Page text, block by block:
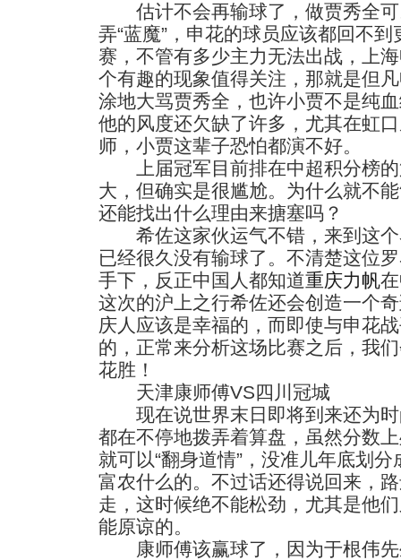
估计不会再输球了，做贾秀全可
弄“蓝魔”，申花的球员应该都回不
赛，不管有多少主力无法出战，上
个有趣的现象值得关注，那就是但
涂地大骂贾秀全，也许小贾不是纯
他的风度还欠缺了许多，尤其在虹
师，小贾这辈子恐怕都演不好。
上届冠军目前排在中超积分榜的
大，但确实是很尴尬。为什么就不
还能找出什么理由来搪塞吗？
希佐这家伙运气不错，来到这个
已经很久没有输球了。不清楚这位
手下，反正中国人都知道重庆力帆
这次的沪上之行希佐还会创造一个
庆人应该是幸福的，而即使与申花
的，正常来分析这场比赛之后，我
花胜！
天津康师傅VS四川冠城
现在说世界末日即将到来还为时
都在不停地拨弄着算盘，虽然分数
就可以“翻身道情”，没准儿年底划
富农什么的。不过话还得说回来，
走，这时候绝不能松劲，尤其是他
能原谅的。
康师傅该赢球了，因为于根伟先